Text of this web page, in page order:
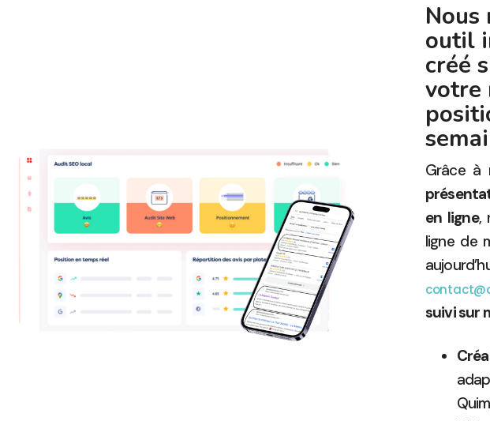
Nous
outil
créé
votre
Grâce à
en ligne,
ligne de
suivi sur